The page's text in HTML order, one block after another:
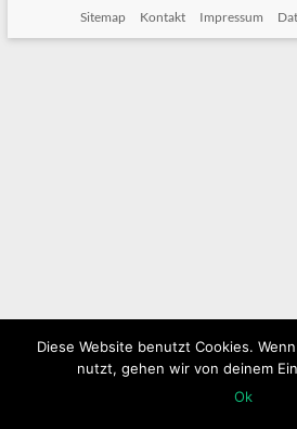
Sitemap
Kontakt Impressum
Diese Website benutzt Cookies.
nutzt, gehen wir von deinem
Ok